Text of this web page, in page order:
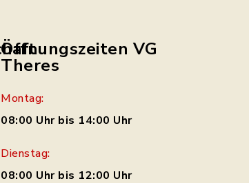
Öffnungszeiten VG
Theres
Montag:
08:00 Uhr bis 14:00 Uhr
Dienstag:
08:00 Uhr bis 12:00 Uhr